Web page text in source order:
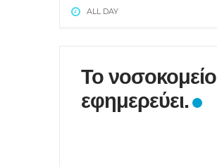
ALL DAY
Το νοσοκομείο
εφημερεύει.